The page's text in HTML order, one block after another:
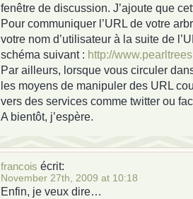
fenêtre de discussion. J’ajoute que
Pour communiquer l’URL de votre
votre nom d’utilisateur à la suite de
schéma suivant : http://
Par ailleurs, lorsque vous circuler
les moyens de manipuler des URL
vers des services comme twitter ou
A bientôt, j’espère.
francois écrit:
November 27th, 2009 at 10:18
Enfin, je veux dire…